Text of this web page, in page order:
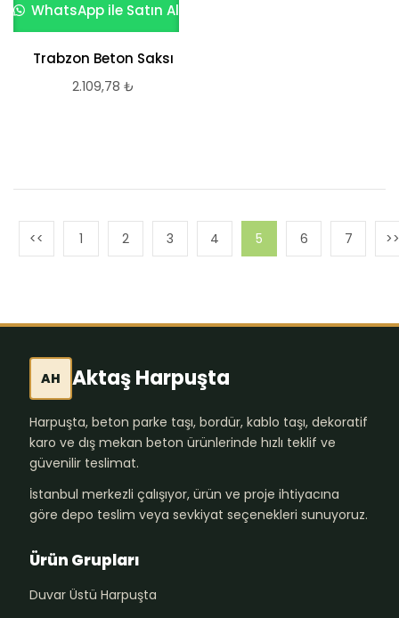
WhatsApp ile Satın Al
Trabzon Beton Saksı
2.109,78 ₺
1 2 3 4 5 6 7
AH Aktaş Harpuşta
Harpuşta, beton parke taşı, bordür, kablo taşı, dekoratif
karo ve dış mekan beton ürünlerinde hızlı teklif ve
güvenilir teslimat.
İstanbul merkezli çalışıyor, ürün ve proje ihtiyacına
göre depo teslim veya sevkiyat seçenekleri sunuyoruz.
Ürün Grupları
Duvar Üstü Harpuşta